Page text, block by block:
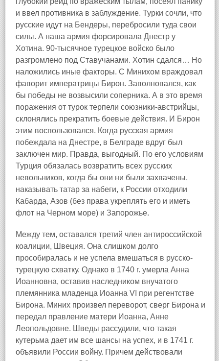
и ввел противника в заблуждение. Турки сочли, что
русские идут на Бендеры, перебросили туда свои
силы. А наша армия форсировала Днестр у
Хотина. 90-тысячное турецкое войско было
разгромлено под Ставучанами. Хотин сдался… Но
наложились иные факторы. С Минихом враждовал
фаворит императрицы Бирон. Заволновался, как
бы победы не возвысили соперника. А в это время
поражения от турок терпели союзники-австрийцы,
склонялись прекратить боевые действия. И Бирон
этим воспользовался. Когда русская армия
побеждала на Днестре, в Белграде вдруг был
заключен мир. Правда, выгодный. По его условиям
Турция обязалась возвратить всех русских
невольников, когда бы они ни были захвачены,
наказывать татар за набеги, к России отходили
Кабарда, Азов (без права укреплять его и иметь
флот на Черном море) и Запорожье.
Между тем, оставался третий член антироссийской
коалиции, Швеция. Она слишком долго
прособиралась и не успела вмешаться в русско-
турецкую схватку. Однако в 1740 г. умерла Анна
Иоанновна, оставив наследником внучатого
племянника младенца Иоанна VI при регентстве
Бирона. Миних произвел переворот, сверг Бирона и
передал правление матери Иоанна, Анне
Леопольдовне. Шведы рассудили, что такая
кутерьма дает им все шансы на успех, и в 1741 г.
объявили России войну. Причем действовали